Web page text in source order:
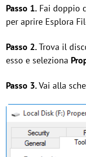
Passo 1. Fai doppio
per aprire Esplora
Passo 2.Trova il
esso e seleziona
Passo 3.Vai alla